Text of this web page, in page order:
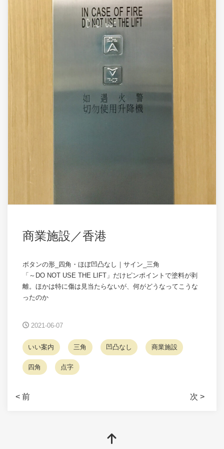
商業施設／香港
ボタンの形_四角・ほぼ凹凸なし｜サイン_三角
「～DO NOT USE THE LIFT」だけピンポイントで塗料が剥
離。ほかは特に傷は見当たらないが、何がどうなってこうな
ったのか
2021-06-07
いい案内 三角 凹凸なし 商業施設
四角 点字
< 前 次 >